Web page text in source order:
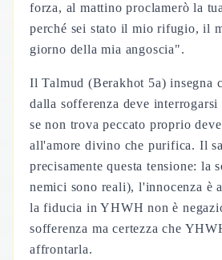
forza, al mattino proclamerò la
perché sei stato il mio rifugio, il
giorno della mia angoscia".
Il Talmud (Berakhot 5a) insegna
dalla sofferenza deve
se non trova peccato proprio
all'amore divino che purifica. Il
precisamente questa tensione: la
nemici sono reali), l'innocenza è
la fiducia in YHWH non è
sofferenza ma certezza che
affrontarla.